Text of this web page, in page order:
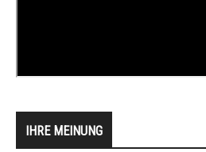
IHRE MEINUNG